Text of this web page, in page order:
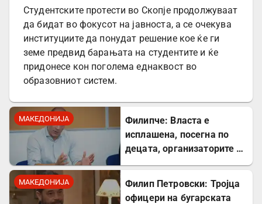
Студентските протести во Скопје продолжуваат
да бидат во фокусот на јавноста, а се очекува
институциите да понудат решение кое ќе ги
земе предвид барањата на студентите и ќе
придонесе кон поголема еднаквост во
образовниот систем.
МАКЕДОНИЈА
Филипче: Власта е
исплашена, посегна по
децата, организаторите и
МАКЕДОНИЈА
Филип Петровски: Тројца
офицери на бугарската